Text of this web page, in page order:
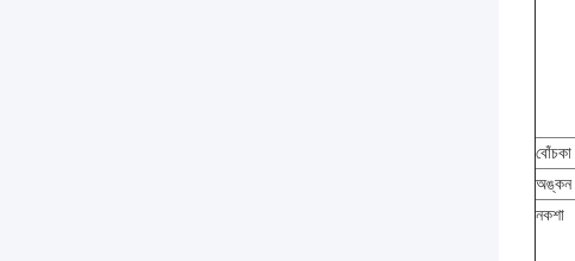
বোঁচকা
অঙ্কন
নকশা